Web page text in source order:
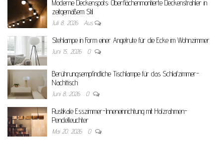
Moderne Deckenspots: Oberflächenmontierte Deckenstrahler in
zeitgemäßem Stil
Juli 8, 2026 Aus
Stehlampe in Form einer Angelrute für die Ecke im Wohnzimmer
Juni 15, 2026 0
Berührungsempfindliche Tischlampe für das Schlafzimmer-
Nachttisch
Juni 8, 2026 0
Rustikale Esszimmer-Inneneinrichtung mit Holzrahmen-
Pendelleuchter
Mai 20, 2026 0